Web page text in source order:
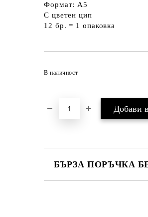
Формат: А5
С цветен цип
12 бр. = 1 опаковка
В наличност
БЪРЗА ПОРЪЧКА